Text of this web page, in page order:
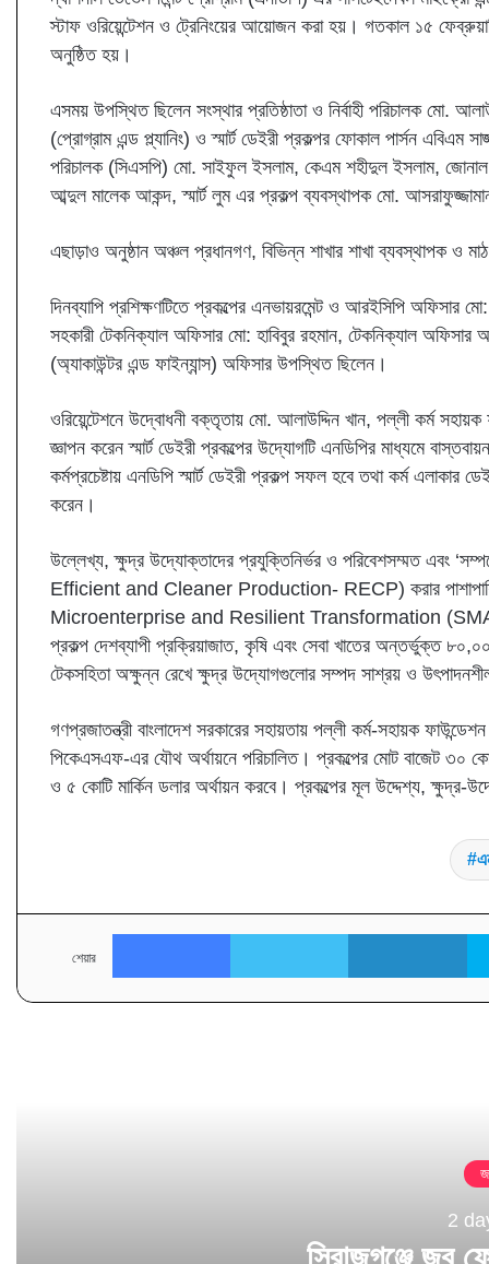
স্টাফ ওরিয়েন্টেশন ও ট্রেনিংয়ের আয়োজন করা হয়। গতকাল ১৫
অনুষ্ঠিত হয়।
এসময় উপস্থিত ছিলেন সংস্থার প্রতিষ্ঠাতা ও নির্বাহী পরিচালক মো.
(প্রোগ্রাম এন্ড প্ল্যানিং) ও স্মার্ট ডেইরী প্রকল্পর ফোকাল পার্সন
পরিচালক (সিএসপি) মো. সাইফুল ইসলাম, কেএম শহীদুল ইসলাম, জোনাল
আব্দুল মালেক আকন্দ, স্মার্ট লুম এর প্রকল্প ব্যবস্থাপক মো.
এছাড়াও অনুষ্ঠান অঞ্চল প্রধানগণ, বিভিন্ন শাখার শাখা ব্যবস্থাপক ও মাঠ
দিনব্যাপি প্রশিক্ষণটিতে প্রকল্পের এনভায়রমেন্ট ও আরইসিপি
সহকারী টেকনিক্যাল অফিসার মো: হাবিবুর রহমান, টেকনিক্যাল
(অ্যাকাউন্টর এন্ড ফাইন্যান্স) অফিসার উপস্থিত ছিলেন।
ওরিয়েন্টেশনে উদ্বোধনী বক্তৃতায় মো. আলাউদ্দিন খান, পল্লী কর্ম
জ্ঞাপন করেন স্মার্ট ডেইরী প্রকল্পের উদ্যোগটি এনডিপির মাধ্যমে
কর্মপ্রচেষ্টায় এনডিপি স্মার্ট ডেইরী প্রকল্প সফল হবে তথা কর্ম এলাকার
করেন।
উল্লেখ্য, ক্ষুদ্র উদ্যোক্তাদের প্রযুক্তিনির্ভর ও পরিবেশসম্মত এবং
Efficient and Cleaner Production- RECP) করার পাশাপাশি
Microenterprise and Resilient Transformation
প্রকল্প দেশব্যাপী প্রক্রিয়াজাত, কৃষি এবং সেবা খাতের অন্তর্ভুক্ত
টেকসহিতা অক্ষুন্ন রেখে ক্ষুদ্র উদ্যোগগুলোর সম্পদ সাশ্রয় ও
গণপ্রজাতন্ত্রী বাংলাদেশ সরকারের সহায়তায় পল্লী কর্ম-সহায়ক
পিকেএসএফ-এর যৌথ অর্থায়নে পরিচালিত। প্রকল্পের মোট বাজেট ৩০
ও ৫ কোটি মার্কিন ডলার অর্থায়ন করবে। প্রকল্পের মূল উদ্দেশ্য, ক্ষুদ্র-
শেয়ার
Facebook Twitter
2
সিরাজগঞ্জে জব